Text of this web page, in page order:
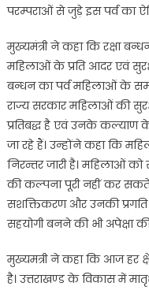
परम्पराओं से जुड़े इस पर्व का
मुख्यमंत्री ने कहा कि रक्षा
महिलाओं के प्रति आदर एवं
बन्धन का पर्व महिलाओं के
राज्य सरकार महिलाओं की
प्रतिबद्ध है एवं उनके कल्याण
जा रहे हैं। उन्होंने कहा कि
निरन्तर जारी है। महिलाओं
की कल्पना पूरी नहीं कर
सशक्तिकरण और उनकी
सहयोगी बनने की भी अपेक्षा
मुख्यमत्री ने कहा कि आज हर
है। उत्तराखण्ड के विकास में